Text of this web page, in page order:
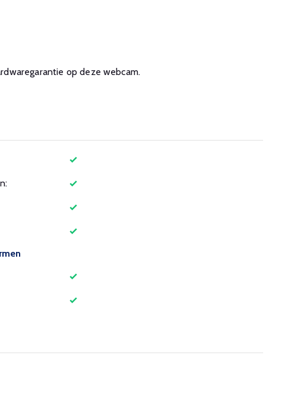
op deze webcam.